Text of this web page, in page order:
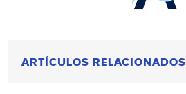
ARTÍCULOS RELACIONADOS